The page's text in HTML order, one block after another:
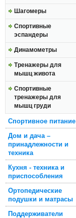
Шагомеры
Спортивные
эспандеры
Динамометры
Тренажеры для
мышц живота
Спортивные
тренажеры для
мышц груди
Спортивное питание
Дом и дача –
принадлежности и
техника
Кухня - техника и
приспособления
Ортопедические
подушки и матрасы
Поддерживатели